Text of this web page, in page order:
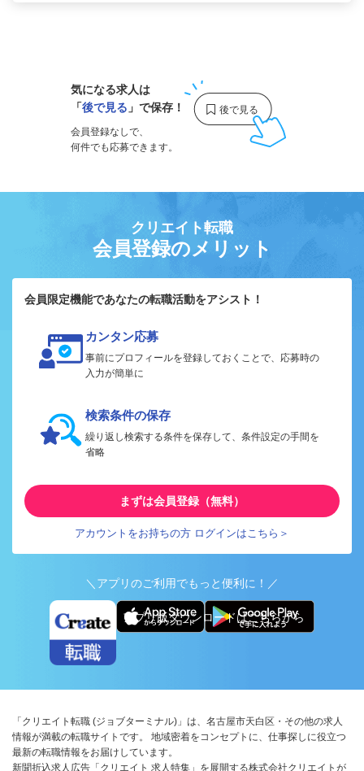
気になる求人は
「後で見る 」で保存！
会員登録なしで、
何件でも応募できます。
クリエイト転職
会員登録のメリット
会員限定機能であなたの転職活動をアシスト！
カンタン応募
事前にプロフィールを登録しておくことで、応募時の
入力が簡単に
検索条件の保存
繰り返し検索する条件を保存して、条件設定の手間を
省略
まずは会員登録（無料）
アカウントをお持ちの方 ログインはこちら＞
＼アプリのご利用でもっと便利に！／
アプリ版ダウンロードはこちらから
「クリエイト転職 (ジョブターミナル)」は、名古屋市天白区・その他の求人
情報が満載の転職サイトです。 地域密着をコンセプトに、仕事探しに役立つ
最新の転職情報をお届けしています。
新聞折込求人広告「クリエイト 求人特集」を展開する株式会社クリエイトが